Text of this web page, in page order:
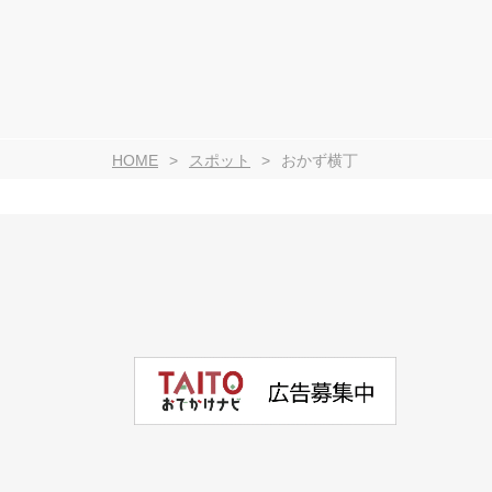
HOME スポット おかず横丁